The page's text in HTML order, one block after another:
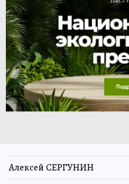
Алексей СЕРГУНИН